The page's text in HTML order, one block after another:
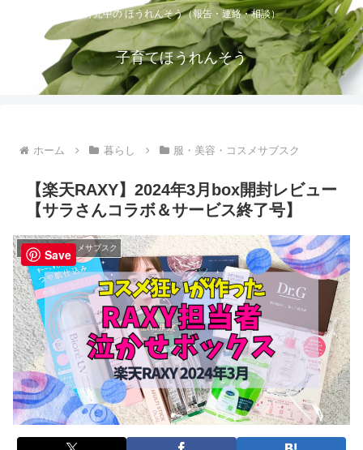
育児中の ほうれんそう（報告・連絡・相談）
子育てほうれんそう
ホーム 暮らし 服・美容・コスメサブスク
【楽天RAXY】2024年3月box開封レビュー
【サラさんコラボ＆サービス終了号】
服・美容・コスメサブスク
Save